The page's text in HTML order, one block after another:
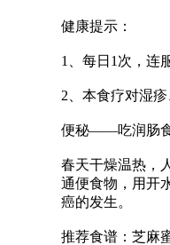
健康提示：
1、每日1次，连
2、本食疗对湿
便秘——吃润肠
春天干燥温热，
通便食物，用开
癌的发生。
推荐食谱：芝麻